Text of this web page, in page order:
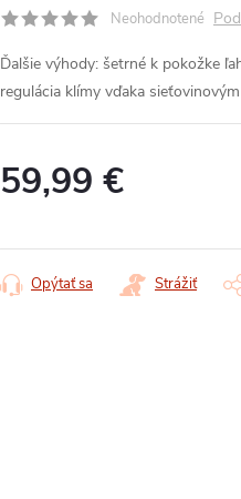
Neohodnotené
Ďalšie výhody: šetrné k pokožke
regulácia klímy vďaka
59,99 €
Opýtať sa Strážiť